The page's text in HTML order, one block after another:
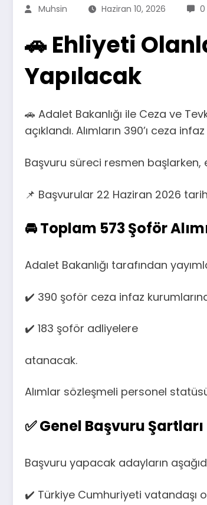
Muhsin
Haziran 10, 2026 0
🚗 Ehliyeti
Yapılacak
🚗 Adalet Bakanlığı ile Ceza ve
açıklandı. Alımların 390’ı ceza
Başvuru süreci resmen başlarken,
📌 Başvurular 22 Haziran 2026
🚘 Toplam 573 Şoför
Adalet Bakanlığı tarafından
✔️ 390 şoför ceza infaz
✔️ 183 şoför adliyelere
atanacak.
Alımlar sözleşmeli personel
✅ Genel Başvuru Şartları
Başvuru yapacak adayların
✔️ Türkiye Cumhuriyeti vatandaşı